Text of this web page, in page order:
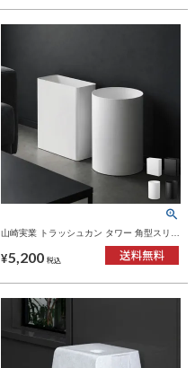
山崎実業 トラッシュカン タワー 角型スリム
10L 丸型13L tower | インテリア雑貨・タワ
ーシリーズ・ゴミ箱
¥5,200 税込